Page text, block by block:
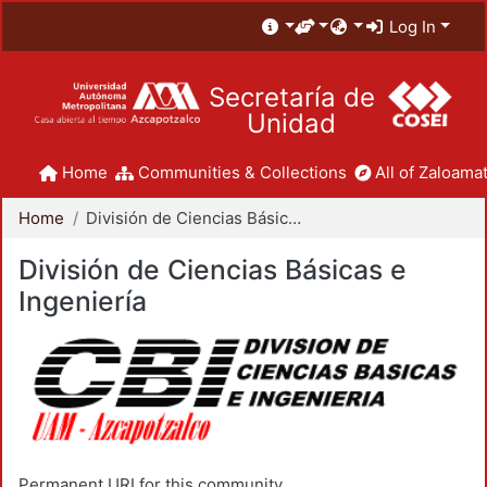
Log In
Secretaría de
Unidad
Home Communities & Collections All of
Home División de Ciencias Básicas e Ingeniería
División de Ciencias Básicas e
Ingeniería